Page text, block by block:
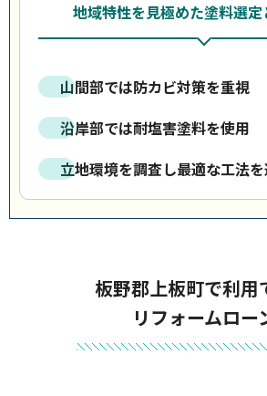
地域特性を見極めた塗料選
山間部では防カビ対策を重視
沿岸部では耐塩害塗料を使用
立地環境を調査し最適な工法
板野郡上板町で利用
リフォームロー